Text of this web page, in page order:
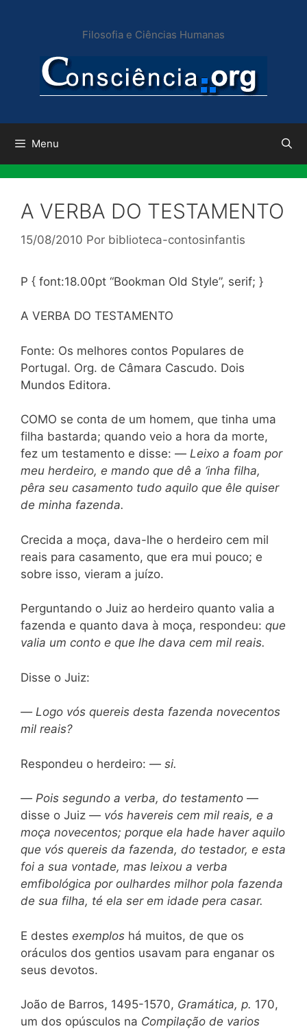
conteúdo
Filosofia e Ciências Humanas
Menu
A VERBA DO TESTAMENTO
15/08/2010 Por biblioteca-contosinfantis
P { font:18.00pt “Bookman Old Style”, serif; }
A VERBA DO TESTAMENTO
Fonte: Os melhores contos Populares de
Portugal. Org. de Câmara Cascudo. Dois
Mundos Editora.
COMO se conta de um homem, que tinha uma
filha bastarda; quando veio a hora da morte,
fez um testamento e disse: — Leixo a foam por
meu herdeiro, e mando que dê a ‘inha filha,
pêra seu casamento tudo aquilo que êle quiser
de minha fazenda.
Crecida a moça, dava-lhe o herdeiro cem mil
reais para casamento, que era mui pouco; e
sobre isso, vieram a juízo.
Perguntando o Juiz ao herdeiro quanto valia a
fazenda e quanto dava à moça, respondeu: que
valia um conto e que lhe dava cem mil reais.
Disse o Juiz:
— Logo vós quereis desta fazenda novecentos
mil reais?
Respondeu o herdeiro: — si.
— Pois segundo a verba, do testamento —
disse o Juiz — vós havereis cem mil reais, e a
moça novecentos; porque ela hade haver aquilo
que vós quereis da fazenda, do testador, e esta
foi a sua vontade, mas leixou a verba
emfibológica por oulhardes milhor pola fazenda
de sua filha, té ela ser em idade pera casar.
E destes exemplos há muitos, de que os
oráculos dos gentios usavam para enganar os
seus devotos.
João de Barros, 1495-1570, Gramática, p. 170,
um dos opúsculos na Compilação de varios